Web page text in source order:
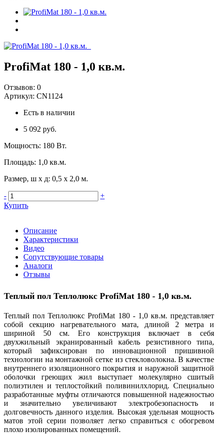
ProfiMat 180 - 1,0 кв.м.
Отзывов: 0
Артикул: CN1124
Есть в наличии
5 092 руб.
Мощность: 180 Вт.
Площадь: 1,0 кв.м.
Размер, ш х д: 0,5 х 2,0 м.
-
+
Купить
Описание
Характеристики
Видео
Сопутствующие товары
Аналоги
Отзывы
Теплый пол Теплолюкс ProfiMat 180 - 1,0 кв.м.
Теплый пол Теплолюкс ProfiMat 180 - 1,0 кв.м. представляет
собой секцию нагревательного мата, длиной 2 метра и
шириной 50 см. Его конструкция включает в себя
двухжильный экранированный кабель резистивного типа,
который зафиксирован по инновационной пришивной
технологии на монтажной сетке из стекловолокна. В качестве
внутреннего изоляционного покрытия и наружной защитной
оболочки греющих жил выступает молекулярно сшитый
полиэтилен и теплостойкий поливинилхлорид. Специально
разработанные муфты отличаются повышенной надежностью
и значительно увеличивают электробезопасность и
долговечность данного изделия. Высокая удельная мощность
матов этой серии позволяет легко справиться с обогревом
плохо изолированных помещений.